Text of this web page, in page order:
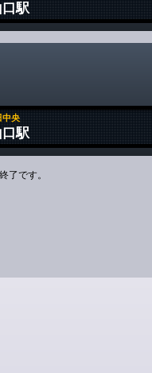
駅
中央
駅
了です。